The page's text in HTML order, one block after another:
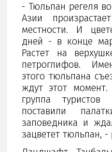
- Тюльпан регеля
Азии
местности. И
дней - в конце
Растет на
петроглифов.
этого тюльпана
ждут этот
группа
поставили
заповедника и
зацветет тюльпан, -